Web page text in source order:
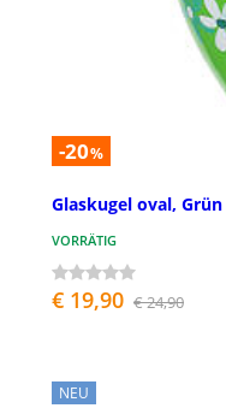
-20%
Glaskugel oval,
VORRÄTIG
€ 19,90 € 24,90
NEU